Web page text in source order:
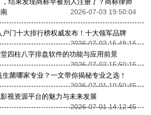
2026-07-03 19:50:04
门十大排行榜权威发布！十大领军品牌
2026-07-02 15:48:16
四柱八字排盘软件的功能与应用前景
2026-07-02 15:50:16
菌哪家专业？一文带你揭秘专业之选！
2026-07-01 10:50:45
视资源平台的魅力与未来发展
2026-07-01 14:12:45